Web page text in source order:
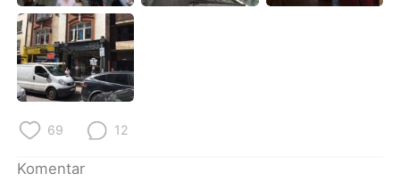
69 12
Komentar